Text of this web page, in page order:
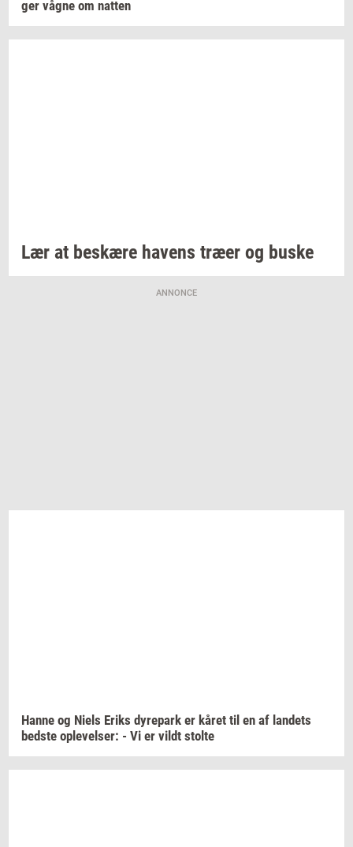
ger vågne om nat­ten
Lær at be­skæ­re ha­vens træer og buske
ANNONCE
Hanne og Niels Eriks dy­re­park er kåret til en af lan­dets
bed­ste op­le­vel­ser: - Vi er vildt stol­te